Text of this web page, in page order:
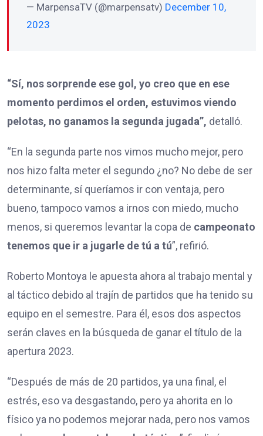
— MarpensaTV (@marpensatv) December 10,
2023
“Sí, nos sorprende ese gol, yo creo que en ese
momento perdimos el orden, estuvimos viendo
pelotas, no ganamos la segunda jugada”, detalló.
“En la segunda parte nos vimos mucho mejor, pero
nos hizo falta meter el segundo ¿no? No debe de ser
determinante, sí queríamos ir con ventaja, pero
bueno, tampoco vamos a irnos con miedo, mucho
menos, si queremos levantar la copa de campeonato
tenemos que ir a jugarle de tú a tú”, refirió.
Roberto Montoya le apuesta ahora al trabajo mental y
al táctico debido al trajín de partidos que ha tenido su
equipo en el semestre. Para él, esos dos aspectos
serán claves en la búsqueda de ganar el título de la
apertura 2023.
“Después de más de 20 partidos, ya una final, el
estrés, eso va desgastando, pero ya ahorita en lo
físico ya no podemos mejorar nada, pero nos vamos